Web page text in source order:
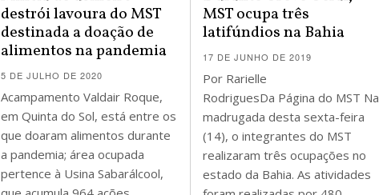
destrói lavoura do MST
destinada a doação de
alimentos na pandemia
5 DE JULHO DE 2020
Acampamento Valdair Roque,
em Quinta do Sol, está entre os
que doaram alimentos durante
a pandemia; área ocupada
pertence à Usina Sabarálcool,
MST ocupa três
latifúndios na Bahia
17 DE JUNHO DE 2019
Por Rarielle
RodriguesDa Página do MST Na
madrugada desta sexta-feira
(14), o integrantes do MST
realizaram três ocupações no
estado da Bahia. As atividades